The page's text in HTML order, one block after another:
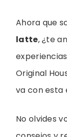
Ahora que
latte, ¿te
Original
va con esta
No olvides